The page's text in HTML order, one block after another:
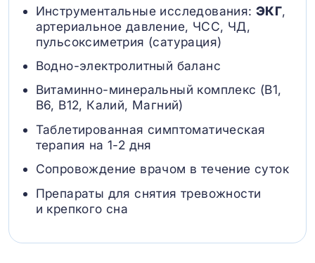
Инструментальные исследования: ЭКГ,
артериальное давление, ЧСС, ЧД,
пульсоксиметрия (сатурация)
Водно-электролитный баланс
Витаминно-минеральный комплекс (B1,
B6, В12, Калий, Магний)
Таблетированная симптоматическая
терапия на 1-2 дня
Сопровождение врачом в течение суток
Препараты для снятия тревожности
и крепкого сна